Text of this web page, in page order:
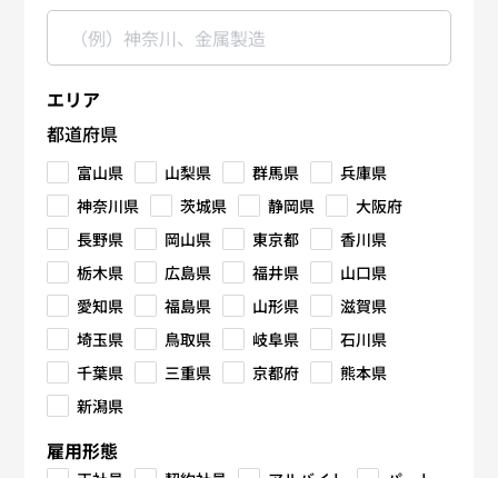
エリア
都道府県
富山県 山梨県 群馬県
兵庫県
神奈川県
茨城県 静岡県
大阪府
長野県
岡山県 東京都
香川県
栃木県
広島県 福井県
山口県
愛知県
福島県 山形県
滋賀県
埼玉県
鳥取県 岐阜県
石川県
千葉県
三重県 京都府
熊本県
新潟県
雇用形態